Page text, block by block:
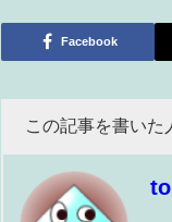
Facebook
この記事を書いた